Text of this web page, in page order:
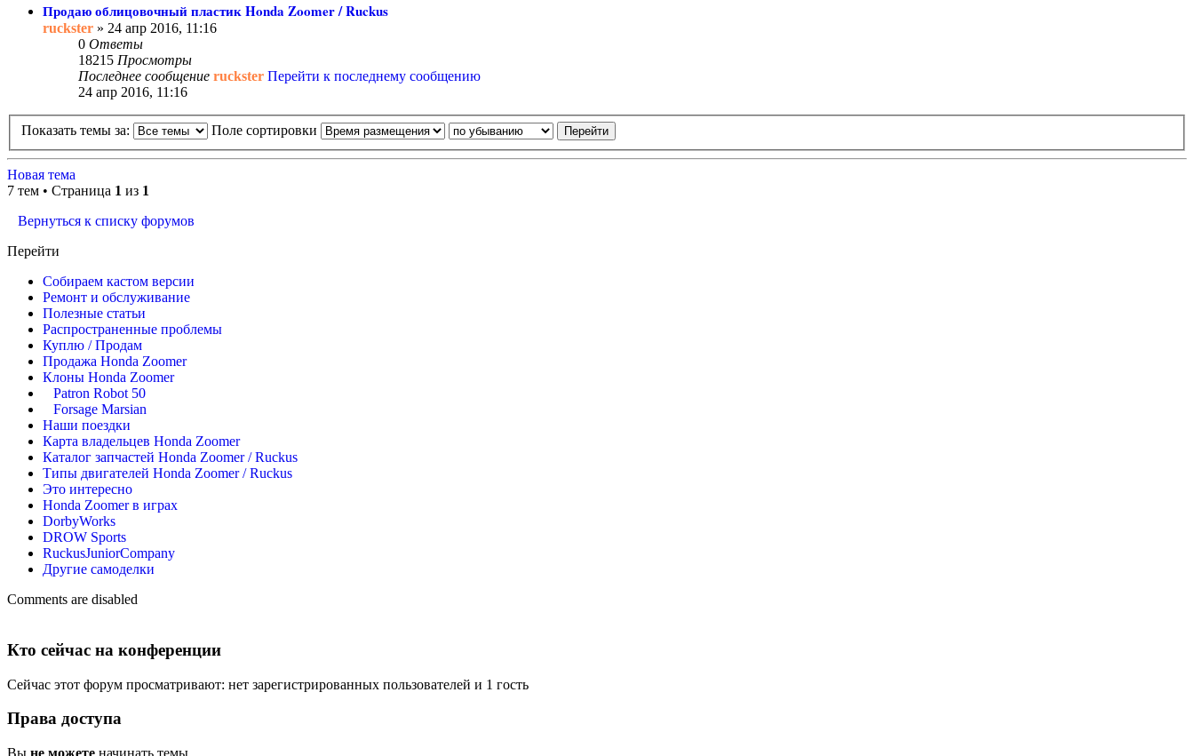
Продаю облицовочный пластик Honda Zoomer / Ruckus
ruckster » 24 апр 2016, 11:16
0 Ответы
18215 Просмотры
Последнее сообщение ruckster Перейти к последнему сообщению
24 апр 2016, 11:16
Показать темы за: Поле сортировки
Новая тема
7 тем • Страница 1 из 1
Вернуться к списку форумов
Перейти
Собираем кастом версии
Ремонт и обслуживание
Полезные статьи
Распространенные проблемы
Куплю / Продам
Продажа Honda Zoomer
Клоны Honda Zoomer
Patron Robot 50
Forsage Marsian
Наши поездки
Карта владельцев Honda Zoomer
Каталог запчастей Honda Zoomer / Ruckus
Типы двигателей Honda Zoomer / Ruckus
Это интересно
Honda Zoomer в играх
DorbyWorks
DROW Sports
RuckusJuniorCompany
Другие самоделки
Comments are disabled
Кто сейчас на конференции
Сейчас этот форум просматривают: нет зарегистрированных пользователей и 1 гость
Права доступа
Вы не можете начинать темы